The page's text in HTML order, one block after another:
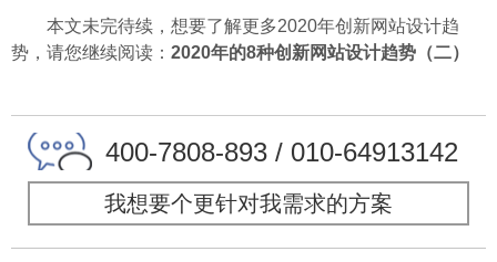
本文未完待续，想要了解更多2020年创新网站设计趋
势，请您继续阅读： 2020年的8种创新网站设计趋势（二）
400-7808-893 / 010-64913142
我想要个更针对我需求的方案